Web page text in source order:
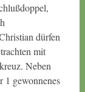
dürfen
mit
Neben
1 gewonnenes